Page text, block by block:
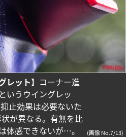
レット】 コーナー進
いうウイングレッ
止効果は必要ないた
が異なる。有無を比
体感できないが…。
(画像 No.7/13)